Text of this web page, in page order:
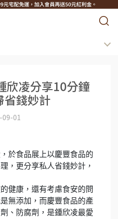
欣凌分享10分鐘
錢妙計
09-01
於食品展上以慶豐食品的
，更分享私人省錢妙計，
健康，還有考慮食安的問
無添加，而慶豐食品的產
、防腐劑，是鍾欣凌最愛